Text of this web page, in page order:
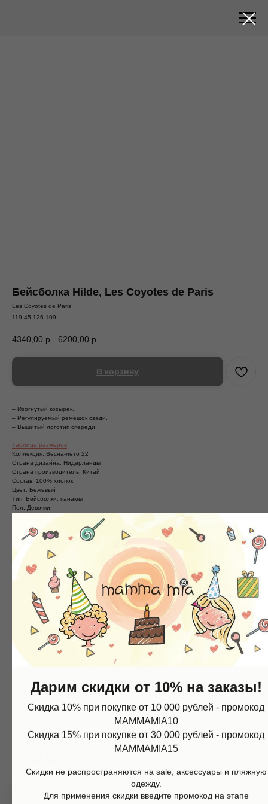
Бейсболка Hilde, Les Coyotes de Paris
Les Coyotes de Paris
119-45-126-109
4340,00 р. 6200,00 р.
В корзину
– Изогнутый козырек.
– Регулируемый ремешок сзади.
– Вышитый логотип спереди.
Таблица размеров
Коллекция: Весна-лето 22
Страна дизайна: Нидерланды
Страна производитель: Китай
Состав: 100% хлопок
Цвет: Бежевый
Тип: Бейсболки, панамы
Пол: Девочки
Смотрите так же
Дарим скидки от 10% на заказы!
Скидка 10% при покупке от 10 000 рублей - промокод
MAMMAMIA10
Скидка 15% при покупке от 30 000 рублей - промокод
MAMMAMIA15
Скидки не распространяются на sale, аксессуары и пляжную
одежду.
Для применения скидки введите промокод на этапе
Контакты
+7 (967) 773-66-77
Казань, ул.Кави Наджми 22А
Наш telegram-канал c самыми свежими новостями:
Магазин
Мальчики
Девочки
Информация
О нас
Контакты
Sale
Размерная сетка
Сервис